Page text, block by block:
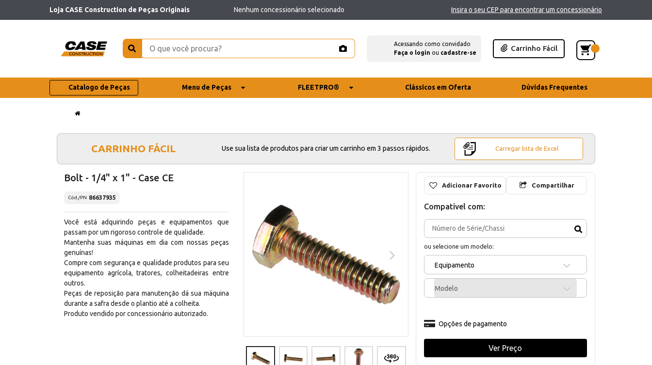
Loja CASE Construction de Peças Originais Nenhum concessionário selecionado Insira o seu CEP para encontrar um concessionário
Acessando como convidado
Faça o login ou cadastre-se
Carrinho Fácil
Catalogo de Peças Menu de Peças FLEETPRO® Clássicos em Oferta Dúvidas Frequentes
CARRINHO FÁCIL Use sua lista de produtos para criar um carrinho em 3 passos rápidos. Carregar lista de Excel
Bolt - 1/4" x 1" - Case CE
Cód./PN 86637935
Você está adquirindo peças e equipamentos que
passam por um rigoroso controle de qualidade.
Mantenha suas máquinas em dia com nossas peças
genuínas!
Compre com segurança e qualidade produtos para seu
equipamento agrícola, tratores, colheitadeiras entre
outros.
Peças de reposição para manutenção dá sua máquina
durante a safra desde o plantio até a colheita.
Produto vendido por concessionário autorizado.
Adicionar Favorito Compartilhar
Compativel com:
ou selecione um modelo:
Equipamento
Modelo
Opções de pagamento
Ver Preço